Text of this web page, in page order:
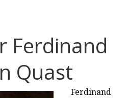
Ferdinand
Quast
Ferdinand